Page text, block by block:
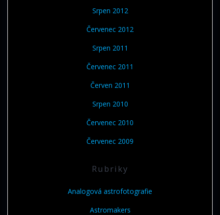
Srpen 2012
Červenec 2012
Srpen 2011
Červenec 2011
Červen 2011
Srpen 2010
Červenec 2010
Červenec 2009
Rubriky
Analogová astrofotografie
Astromakers